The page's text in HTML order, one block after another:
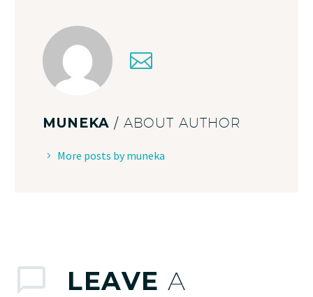
MUNEKA / ABOUT AUTHOR
More posts by muneka
LEAVE A